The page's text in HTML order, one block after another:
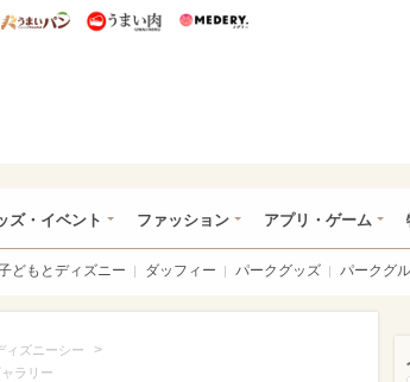
ー特集
うまいめし うまいパン うまい肉
ズ・イベント ファッション アプリ・ゲーム
どもとディズニー ダッフィー パークグッズ パークグ
ィズニーシー >
ラリー